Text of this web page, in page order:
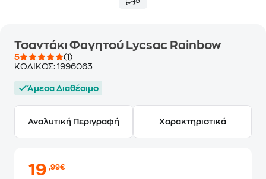
Τσαντάκι Φαγητού Lycsac Rainbow
5
(1)
ΚΩΔΙΚΟΣ: 1996063
Άμεσα Διαθέσιμο
Αναλυτική Περιγραφή Χαρακτηριστικά
19,99€